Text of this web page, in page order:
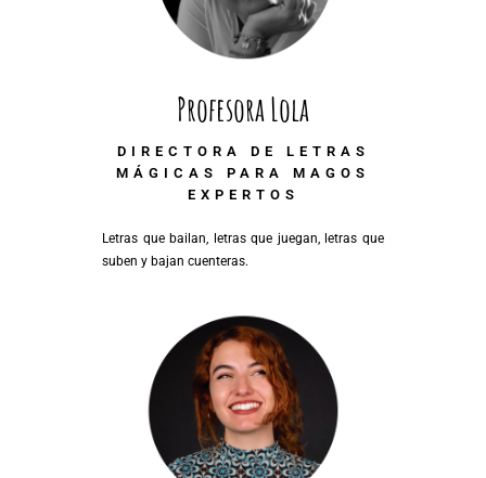
Profesora Lola
DIRECTORA DE LETRAS
MÁGICAS PARA MAGOS
EXPERTOS
Letras que bailan, letras que juegan, letras que
suben y bajan cuenteras.